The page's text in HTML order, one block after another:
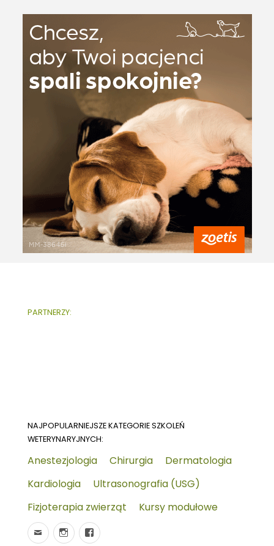
PARTNERZY:
NAJPOPULARNIEJSZE KATEGORIE SZKOLEŃ
WETERYNARYJNYCH:
Anestezjologia Chirurgia
Dermatologia
Kardiologia
Ultrasonografia (USG)
Fizjoterapia zwierząt
Kursy modułowe